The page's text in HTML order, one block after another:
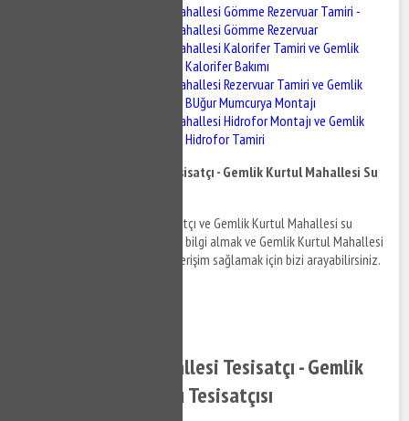
Gemlik Kurtul Mahallesi Gömme Rezervuar Tamiri -
Gemlik Kurtul Mahallesi Gömme Rezervuar
Gemlik Kurtul Mahallesi Kalorifer Tamiri ve Gemlik
Kurtul Mahallesi Kalorifer Bakımı
Gemlik Kurtul Mahallesi Rezervuar Tamiri ve Gemlik
Kurtul Mahallesi BUğur Mumcurya Montajı
Gemlik Kurtul Mahallesi Hidrofor Montajı ve Gemlik
Kurtul Mahallesi Hidrofor Tamiri
Gemlik Kurtul Mahallesi Tesisatçı - Gemlik Kurtul Mahallesi Su
Gemlik Kurtul Mahallesi tesisatçı ve Gemlik Kurtul Mahallesi su
tesisatçısı hizmetleri hakkında bilgi almak ve Gemlik Kurtul Mahallesi
su tesisat hakkında detaylara erişim sağlamak için bizi arayabilirsiniz.
Gemlik Kurtul Mahallesi Tesisatçı - Gemlik
Kurtul Mahallesi Su Tesisatçısı